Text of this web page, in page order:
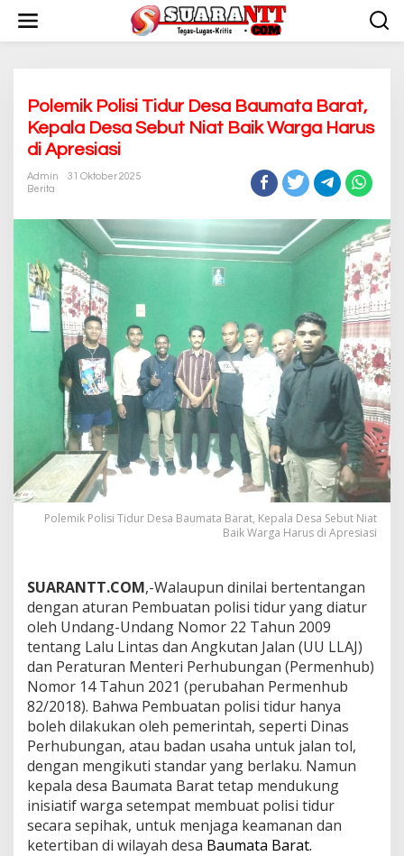
w
Polemik Polisi Tidur Desa Baumata Barat,
Kepala Desa Sebut Niat Baik Warga Harus
di Apresiasi
Admin
31 Oktober 2025
Berita
Polemik Polisi Tidur Desa Baumata Barat, Kepala Desa Sebut Niat
Baik Warga Harus di Apresiasi
SUARANTT.COM,-Walaupun dinilai bertentangan
dengan aturan Pembuatan polisi tidur yang diatur
oleh Undang-Undang Nomor 22 Tahun 2009
tentang Lalu Lintas dan Angkutan Jalan (UU LLAJ)
dan Peraturan Menteri Perhubungan (Permenhub)
Nomor 14 Tahun 2021 (perubahan Permenhub
82/2018). Bahwa Pembuatan polisi tidur hanya
boleh dilakukan oleh pemerintah, seperti Dinas
Perhubungan, atau badan usaha untuk jalan tol,
dengan mengikuti standar yang berlaku. Namun
kepala desa Baumata Barat tetap mendukung
inisiatif warga setempat membuat polisi tidur
secara sepihak, untuk menjaga keamanan dan
ketertiban di wilayah desa Baumata Barat.